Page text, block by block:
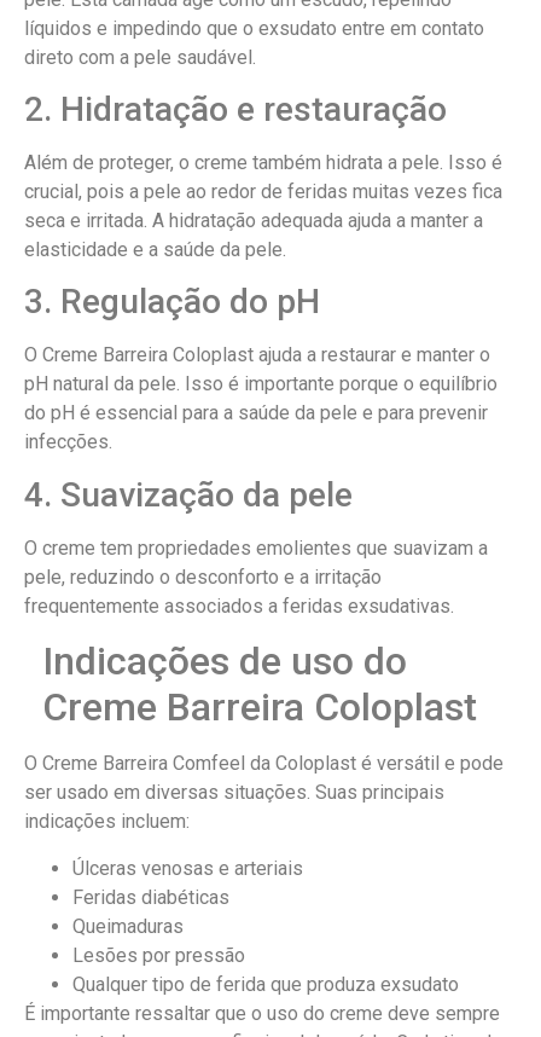
líquidos e impedindo que o exsudato entre em contato
direto com a pele saudável.
2. Hidratação e restauração
Além de proteger, o creme também hidrata a pele. Isso é
crucial, pois a pele ao redor de feridas muitas vezes fica
seca e irritada. A hidratação adequada ajuda a manter a
elasticidade e a saúde da pele.
3. Regulação do pH
O Creme Barreira Coloplast ajuda a restaurar e manter o
pH natural da pele. Isso é importante porque o equilíbrio
do pH é essencial para a saúde da pele e para prevenir
infecções.
4. Suavização da pele
O creme tem propriedades emolientes que suavizam a
pele, reduzindo o desconforto e a irritação
frequentemente associados a feridas exsudativas.
Indicações de uso do
Creme Barreira Coloplast
O Creme Barreira Comfeel da Coloplast é versátil e pode
ser usado em diversas situações. Suas principais
indicações incluem:
Úlceras venosas e arteriais
Feridas diabéticas
Queimaduras
Lesões por pressão
Qualquer tipo de ferida que produza exsudato
É importante ressaltar que o uso do creme deve sempre